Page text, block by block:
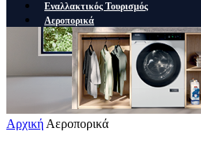
Εναλλακτικός Τουρισμός
Αεροπορικά
Αρχική Αεροπορικά